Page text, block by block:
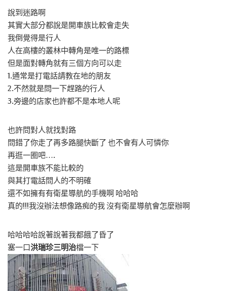
說到迷路啊
其實大部分都說是開車族比較會走失
我倒覺得是行人
人在高樓的叢林中轉角是唯一的路標
但是面對轉角就有三個方向可以走
1.通常是打電話請教在地的朋友
2.不然就是問一下趕路的行人
3.旁邊的店家也許都不是本地人呢
也許問對人就找對路
問錯了你走了再多路腿快斷了 也不會有人可憐你
再逛一圈吧….
這是開車族不能比較的
與其打電話問人的不明確
還不如擁有有衛星導航的手機啊 哈哈哈
真的!!!我沒辦法想像路痴的我 沒有衛星導航會怎麼辦啊
哈哈哈哈說著說著我都餓了昏了
塞一口洪瑞珍三明治檔一下